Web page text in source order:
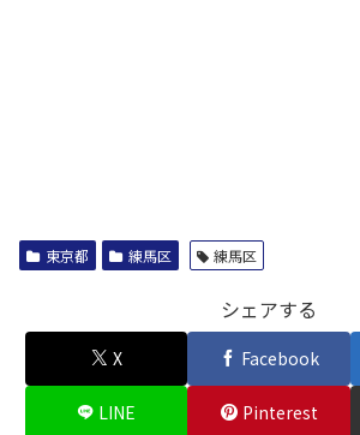
東京都 練馬区 練馬区
シェアする
X Facebook
LINE Pinterest